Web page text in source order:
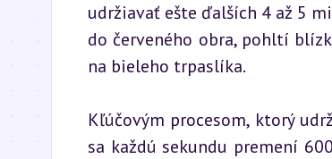
udržiavať ešte ďalších 4 až 5
do červeného obra, pohltí
na bieleho trpaslíka.
Kľúčovým procesom, ktorý
sa každú sekundu premení